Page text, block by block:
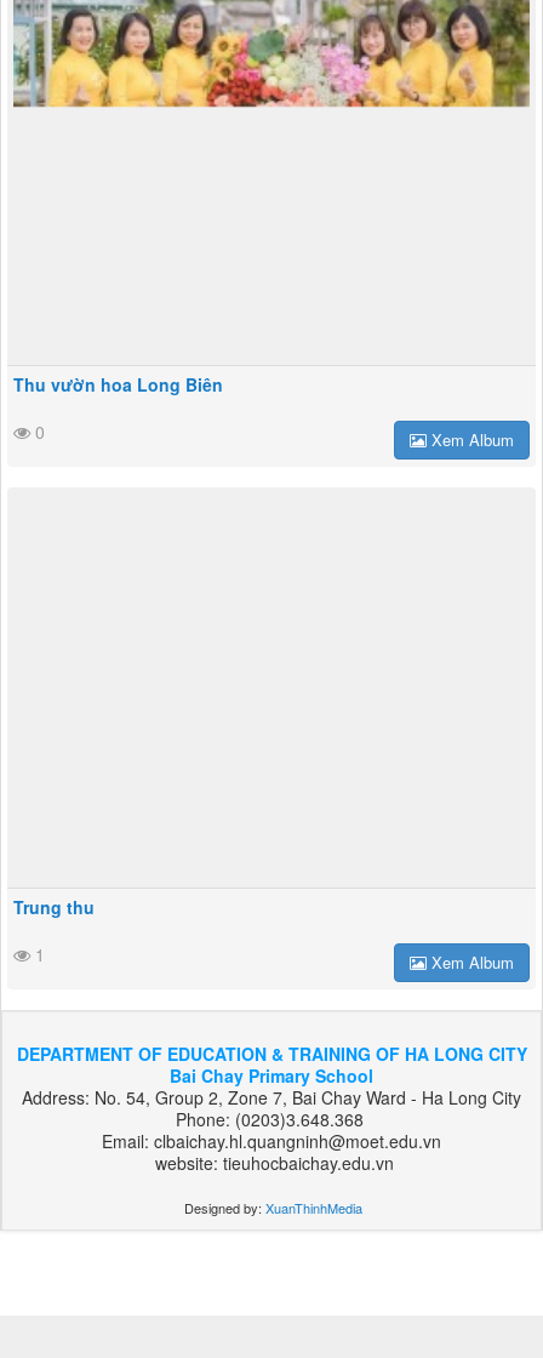
Thu vườn hoa Long Biên
0
Xem Album
DEPARTMENT OF EDUCATION & TRAINING OF HA LONG CITY
Bai Chay Primary School
Address: No. 54, Group 2, Zone 7, Bai Chay Ward - Ha Long City
Phone: (0203)3.648.368
Email: clbaichay.hl.quangninh@moet.edu.vn
Designed by:XuanThinhMedia